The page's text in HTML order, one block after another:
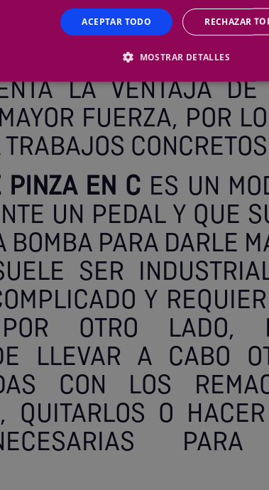
CONCRETAS,
A DIFERENTES
LA VENTAJA
FUERZA, POR
PINZA EN CES UN
UN PEDAL Y QUE
PARA DARLE
SER
Y
OTRO LADO,
LLEVAR A CABO
CON LOS
QUITARLOS O
ACEPTAR TODO RECHAZAR
MOSTRAR DETALLES